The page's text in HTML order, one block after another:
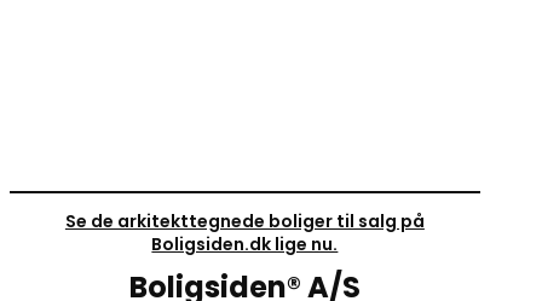
Se de arkitekttegnede boliger til salg på
Boligsiden.dk lige nu.
Boligsiden® A/S